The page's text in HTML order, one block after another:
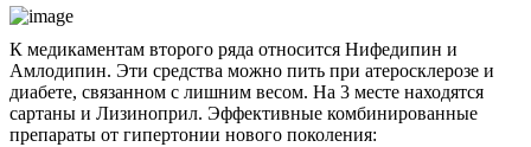
К медикаментам второго ряда относится Нифедипин и
Амлодипин. Эти средства можно пить при атеросклерозе и
диабете, связанном с лишним весом. На 3 месте находятся
сартаны и Лизиноприл. Эффективные комбинированные
препараты от гипертонии нового поколения: